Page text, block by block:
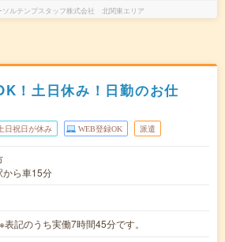
ソルテンプスタッフ株式会社 北関東エリア
！土日休み！日勤のお仕
日祝日が休み WEB登録OK 派遣
から車15分
記のうち実働7時間45分です。